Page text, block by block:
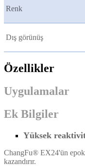
Renk
Dış görünüş
Özellikler
Uygulamalar
Ek Bilgiler
Yüksek
ChangFu® EX24'ün
kazandırır.